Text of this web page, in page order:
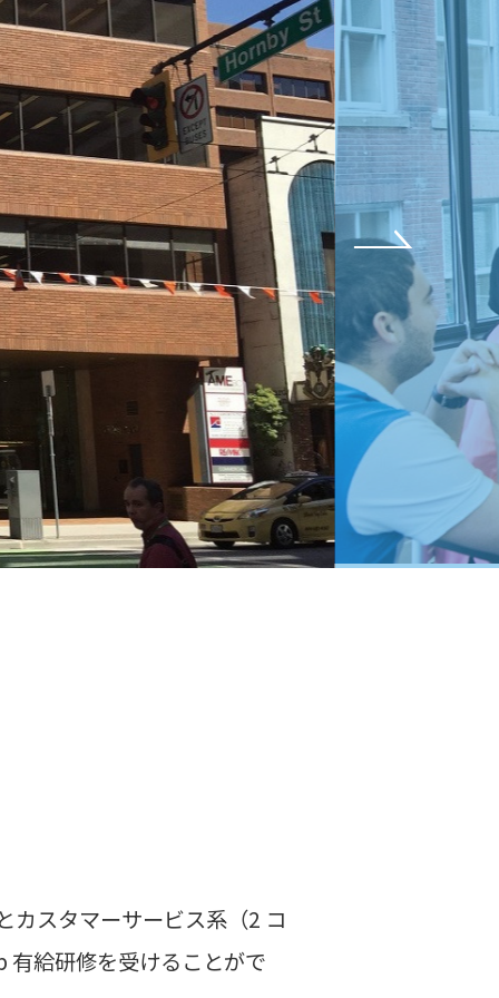
カスタマーサービス系（2 コ
有給研修を受けることがで